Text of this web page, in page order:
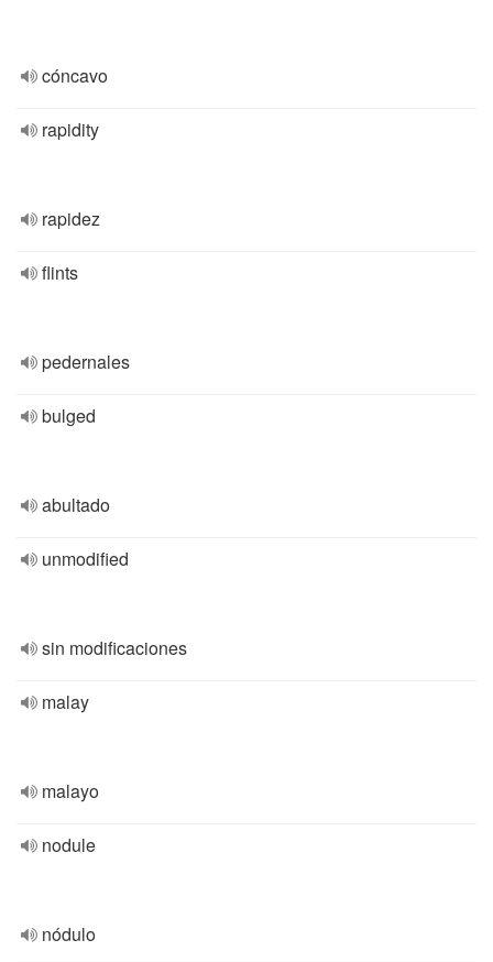
cóncavo
rapidity
rapidez
flints
pedernales
bulged
abultado
unmodified
sin modificaciones
malay
malayo
nodule
nódulo